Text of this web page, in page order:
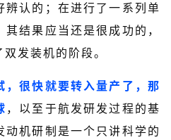
认的；在进行了一系列单
结果应当还是很成功的，
发装机的阶段。
很快就要转入量产了，那
，以至于航发研发过程的基
机研制是一个只讲科学的